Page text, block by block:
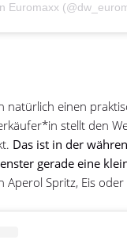
Euromaxx
natürlich einen
stellt den
Das ist in der
gerade eine
Aperol Spritz, Eis